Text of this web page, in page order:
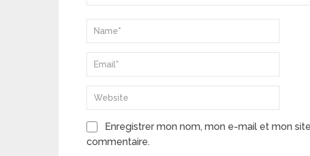
Enregistrer mon nom, mon e-mail et mon
commentaire.